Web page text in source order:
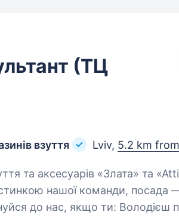
(ТЦ
взуття
Lviv, 5.2 km
нашої команди, посада